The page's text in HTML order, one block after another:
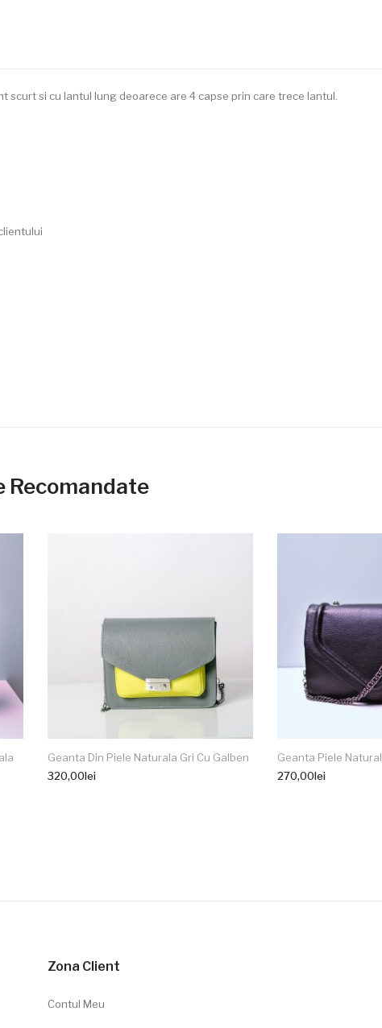
si cu lantul lung deoarece are 4 capse prin care trece lantul.
Recomandate
Geanta Din Piele Naturala Gri Cu Galben
320,00lei
Geanta Piele
270,00lei
Zona Client
Contul Meu